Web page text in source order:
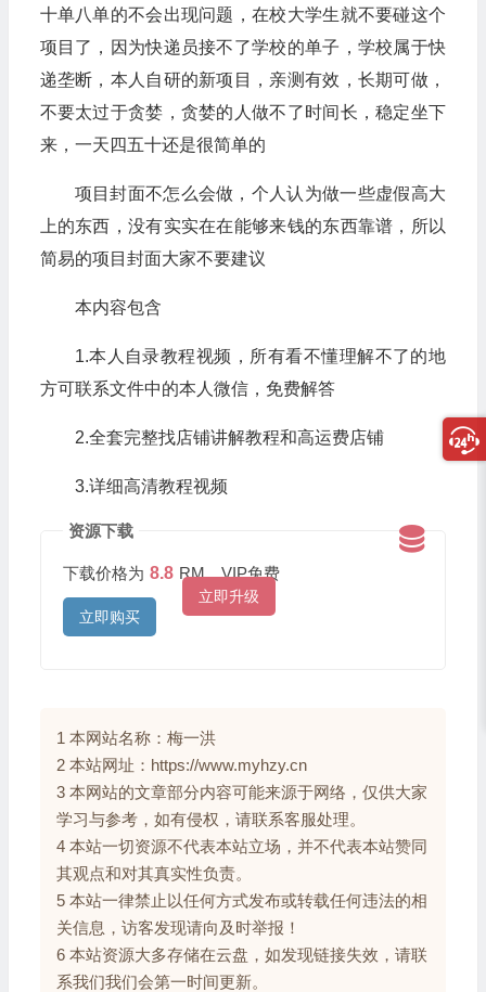
十单八单的不会出现问题，在校大学生就不要碰这个
项目了，因为快递员接不了学校的单子，学校属于快
递垄断，本人自研的新项目，亲测有效，长期可做，
不要太过于贪婪，贪婪的人做不了时间长，稳定坐下
来，一天四五十还是很简单的
项目封面不怎么会做，个人认为做一些虚假高大
上的东西，没有实实在在能够来钱的东西靠谱，所以
简易的项目封面大家不要建议
本内容包含
1.本人自录教程视频，所有看不懂理解不了的地
方可联系文件中的本人微信，免费解答
2.全套完整找店铺讲解教程和高运费店铺
3.详细高清教程视频
资源下载
下载价格为 8.8 RM，VIP免费
立即升级
立即购买
1 本网站名称：梅一洪
2 本站网址：https://www.myhzy.cn
3 本网站的文章部分内容可能来源于网络，仅供大家
学习与参考，如有侵权，请联系客服处理。
4 本站一切资源不代表本站立场，并不代表本站赞同
其观点和对其真实性负责。
5 本站一律禁止以任何方式发布或转载任何违法的相
关信息，访客发现请向及时举报！
6 本站资源大多存储在云盘，如发现链接失效，请联
系我们我们会第一时间更新。